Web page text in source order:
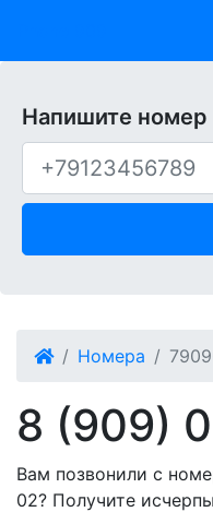
Напишите номер
Номера
8 (909)
Вам позвонили с
02? Получите